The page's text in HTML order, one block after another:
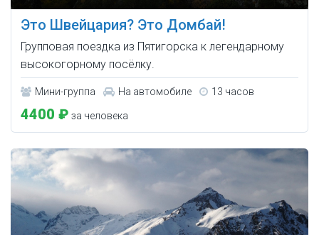
Это Швейцария? Это Домбай!
Групповая поездка из Пятигорска к легендарному
высокогорному посёлку.
Мини-группа На автомобиле 13 часов
4400 ₽ за человека